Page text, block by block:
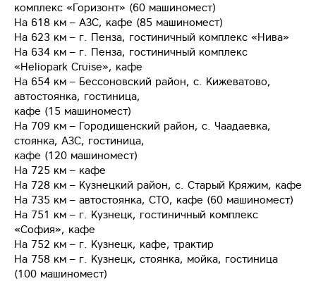
комплекс «Горизонт» (60 машиномест)
На 618 км – АЗС, кафе (85 машиномест)
На 623 км – г. Пенза, гостиничный комплекс «Нива»
На 634 км – г. Пенза, гостиничный комплекс
«Heliopark Cruise», кафе
На 654 км – Бессоновский район, с. Кижеватово,
автостоянка, гостиница,
кафе (15 машиномест)
На 709 км – Городищенский район, с. Чаадаевка,
стоянка, АЗС, гостиница,
кафе (120 машиномест)
На 725 км – кафе
На 728 км – Кузнецкий район, с. Старый Кряжим, кафе
На 735 км – автостоянка, СТО, кафе (60 машиномест)
На 751 км – г. Кузнецк, гостиничный комплекс
«София», кафе
На 752 км – г. Кузнецк, кафе, трактир
На 758 км – г. Кузнецк, стоянка, мойка, гостиница
(100 машиномест)